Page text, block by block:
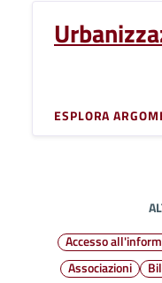
ESPLORA
Accesso
Associazioni